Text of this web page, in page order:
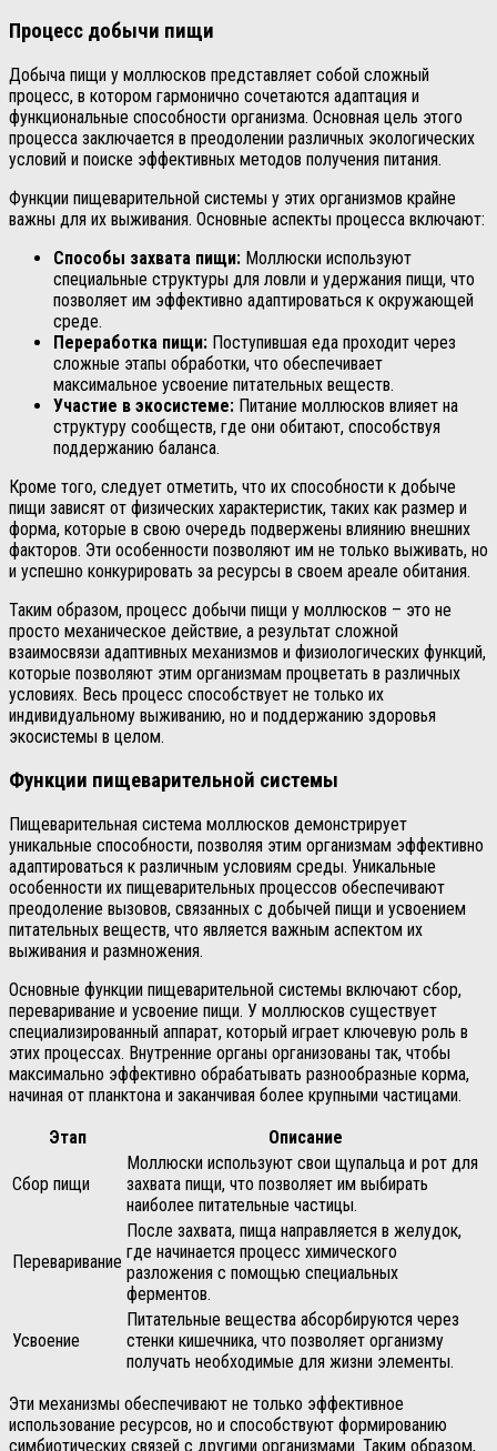
Процесс добычи пищи
Добыча пищи у моллюсков представляет собой сложный
процесс, в котором гармонично сочетаются адаптация и
функциональные способности организма. Основная цель этого
процесса заключается в преодолении различных экологических
условий и поиске эффективных методов получения питания.
Функции пищеварительной системы у этих организмов крайне
важны для их выживания. Основные аспекты процесса включают:
Способы захвата пищи: Моллюски используют
специальные структуры для ловли и удержания пищи, что
позволяет им эффективно адаптироваться к окружающей
среде.
Переработка пищи: Поступившая еда проходит через
сложные этапы обработки, что обеспечивает
максимальное усвоение питательных веществ.
Участие в экосистеме: Питание моллюсков влияет на
структуру сообществ, где они обитают, способствуя
поддержанию баланса.
Кроме того, следует отметить, что их способности к добыче
пищи зависят от физических характеристик, таких как размер и
форма, которые в свою очередь подвержены влиянию внешних
факторов. Эти особенности позволяют им не только выживать, но
и успешно конкурировать за ресурсы в своем ареале обитания.
Таким образом, процесс добычи пищи у моллюсков – это не
просто механическое действие, а результат сложной
взаимосвязи адаптивных механизмов и физиологических функций,
которые позволяют этим организмам процветать в различных
условиях. Весь процесс способствует не только их
индивидуальному выживанию, но и поддержанию здоровья
экосистемы в целом.
Функции пищеварительной системы
Пищеварительная система моллюсков демонстрирует
уникальные способности, позволяя этим организмам эффективно
адаптироваться к различным условиям среды. Уникальные
особенности их пищеварительных процессов обеспечивают
преодоление вызовов, связанных с добычей пищи и усвоением
питательных веществ, что является важным аспектом их
выживания и размножения.
Основные функции пищеварительной системы включают сбор,
переваривание и усвоение пищи. У моллюсков существует
специализированный аппарат, который играет ключевую роль в
этих процессах. Внутренние органы организованы так, чтобы
максимально эффективно обрабатывать разнообразные корма,
начиная от планктона и заканчивая более крупными частицами.
Этап
Описание
Сбор пищи
Моллюски используют свои щупальца и рот для
захвата пищи, что позволяет им выбирать
наиболее питательные частицы.
Переваривание
После захвата, пища направляется в желудок,
где начинается процесс химического
разложения с помощью специальных
ферментов.
Усвоение
Питательные вещества абсорбируются через
стенки кишечника, что позволяет организму
получать необходимые для жизни элементы.
Эти механизмы обеспечивают не только эффективное
использование ресурсов, но и способствуют формированию
симбиотических связей с другими организмами. Таким образом,